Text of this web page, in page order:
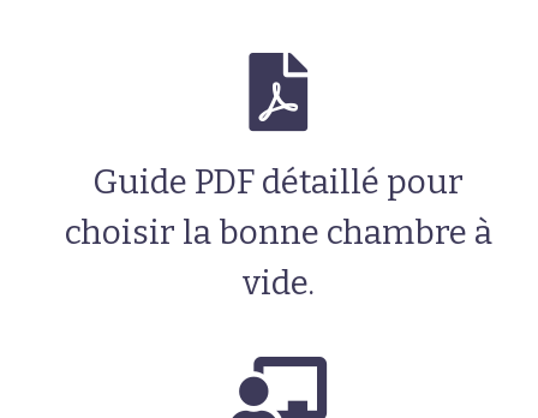
Guide PDF détaillé pour
choisir la bonne chambre à
vide.